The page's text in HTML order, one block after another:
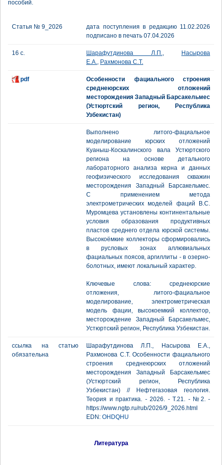
пособий.
Статья № 9_2026
дата поступления в редакцию 11.02.2026
подписано в печать 07.04.2026
16 с. Шарафутдинова Л.П.,
Насырова
Е.А., Рахмонова С.Т.
pdf
Особенности фациального строения
среднеюрских отложений
месторождения Западный Барсакельмес
(Устюртский регион, Республика
Узбекистан)
Выполнено литого-фациальное
моделирование юрских отложений
Куаныш-Коскалинского вала Устюртского
региона на основе детального
лабораторного анализа керна и данных
геофизического исследования скважин
месторождения Западный Барсакельмес.
С применением метода
электрометрических моделей фаций В.С.
Муромцева установлены континентальные
условия образования продуктивных
пластов среднего отдела юрской системы.
Высокоёмкие коллекторы сформировались
в русловых зонах аллювиальных
фациальных поясов, аргиллиты - в озерно-
болотных, имеют локальный характер.
Ключевые слова: среднеюрские
отложения, литого-фациальное
моделирование, электрометрическая
модель фации, высокоемкий коллектор,
месторождение Западный Барсакельмес,
Устюртский регион, Республика Узбекистан.
ссылка на статью
обязательна
Шарафутдинова Л.П., Насырова Е.А.,
Рахмонова С.Т. Особенности фациального
строения среднеюрских отложений
месторождения Западный Барсакельмес
(Устюртский регион, Республика
Узбекистан) // Нефтегазовая геология.
Теория и практика. - 2026. - Т.21. - №2. -
https://www.ngtp.ru/rub/2026/9_2026.html
EDN: OHDQHU
Литература